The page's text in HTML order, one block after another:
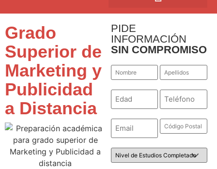
Grado
Superior de
Marketing y
Publicidad
a Distancia
PIDE
INFORMACIÓN
SIN COMPROMISO
Nombre Apellidos
*
Número Teléfono
Email
Código
Postal
Nivel
de